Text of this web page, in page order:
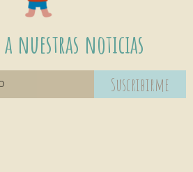
a nuestras noticias
Suscribirme